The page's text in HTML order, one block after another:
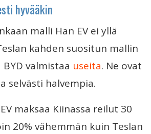
hyvääkin
malli Han EV ei yllä
kahden suositun mallin
valmistaa useita. Ne ovat
selvästi halvempia.
maksaa Kiinassa reilut 30
20% vähemmän kuin Teslan